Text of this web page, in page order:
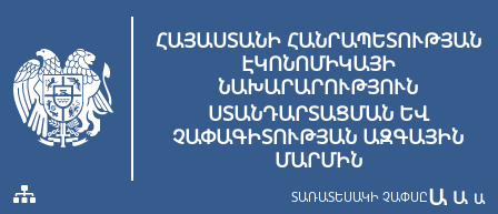
ՀԱՅԱՍՏԱՆԻ ՀԱՆՐԱՊԵՏՈՒԹՅԱՆ
ԷԿՈՆՈՄԻԿԱՅԻ
ՆԱԽԱՐԱՐՈՒԹՅՈՒՆ
ՍՏԱՆԴԱՐՏԱՑՄԱՆ ԵՎ
ՉԱՓԱԳԻՏՈՒԹՅԱՆ ԱԶԳԱՅԻՆ
ՄԱՐՄԻՆ
ՏԱՌԱՏԵՍԱԿԻ ՉԱՓՍԸԱ Ա Ա